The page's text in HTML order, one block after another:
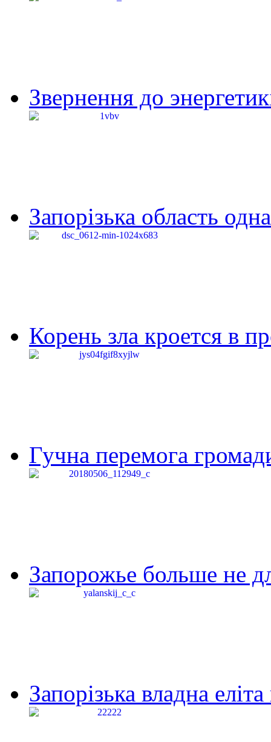
Звернення до
Запорізька область
Корень зла кроется в
Гучна перемога
Запорожье больше не
Запорізька владна